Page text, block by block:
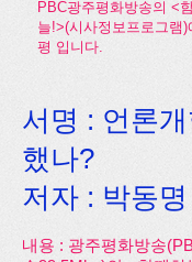
PBC광주평화방송의 <
늘!>(시사정보프로그램
평 입니다.
서명 : 언론
했나?
저자 : 박동명
내용 : 광주평화방송